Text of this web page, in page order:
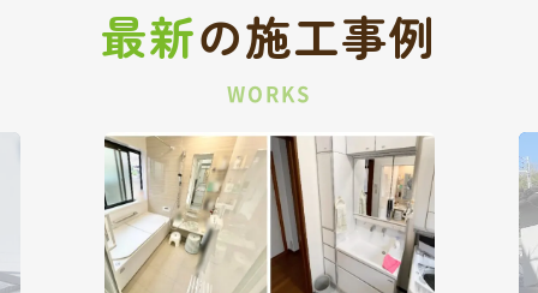
最新の施工事例
WORKS